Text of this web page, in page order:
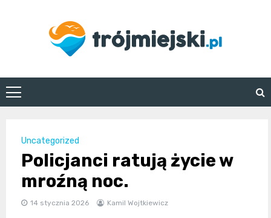
trojmiejski.pl
Uncategorized
Policjanci ratują życie w
mroźną noc.
14 stycznia 2026 Kamil Wojtkiewicz